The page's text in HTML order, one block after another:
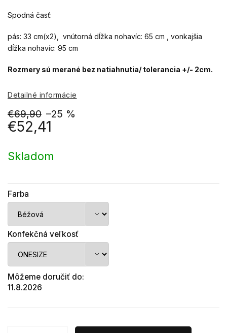
€69,90 –25 %
€52,41
cena:
Skladom
Farba
Konfekčná veľkosť
Môžeme doručiť do:
11.8.2026
Spodná časť:
pás: 33 cm(x2), vnútorná dĺžka nohavíc: 65 cm , vonkajšia
dĺžka nohavíc: 95 cm
Rozmery sú merané bez natiahnutia/ tolerancia +/- 2cm.
Detailné informácie